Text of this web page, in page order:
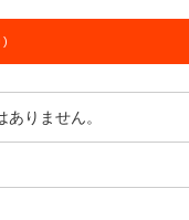
)
りません。